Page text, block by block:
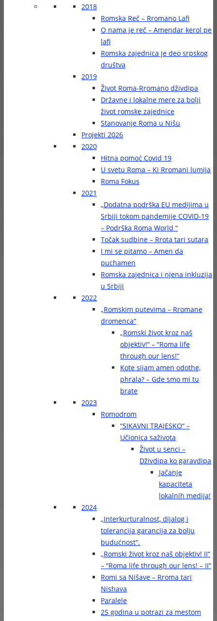
2018
Romska Reč – Rromano Lafi
O nama je reč – Amendar kerol pe
lafi
Romska zajednica je deo srpskog
društva
2019
Život Roma-Rromano dživdipa
Državne i lokalne mere za bolji
život romske zajednice
Stanovanje Roma u Nišu
Projekti 2026
2020
Hitna pomoć Covid 19
U svetu Roma – Ki Rromani lumija
Roma Fokus
2021
„Dodatna podrška EU medijima u
Srbiji tokom pandemije COVID-19
– Podrška Roma World “
Točak sudbine – Rrota tari sutara
I mi se pitamo – Amen da
puchamen
Romska zajednica i njena inkluzija
u Srbiji
2022
„Romskim putevima – Rromane
dromenca“
„Romski život kroz naš
objektiv!“ – “Roma life
through our lens!”
Kote sijam amen odothe,
phrala? – Gde smo mi tu
brate
2023
Romodrom
“SIKAVNI TRAJESKO“ –
Učionica saživota
Život u senci –
Dživdipa ko garavdipa
Jačanje
kapaciteta
lokalnih medija!
2024
„Interkurturalnost, dijalog i
tolerancija garancija za bolju
budućnost“.
„Romski život kroz naš objektiv! II“
– “Roma life through our lens! – II”
Romi sa Nišave – Rroma tari
Nishava
Paralele
25 godina u potrazi za mestom